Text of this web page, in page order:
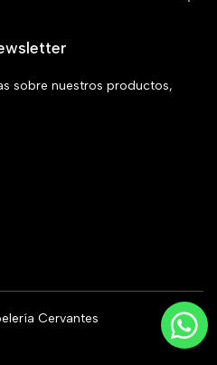
sobre nuestros productos,
Cervantes